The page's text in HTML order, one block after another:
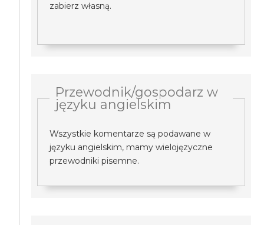
zabierz własną.
Przewodnik/gospodarz w
języku angielskim
Wszystkie komentarze są podawane w
języku angielskim, mamy wielojęzyczne
przewodniki pisemne.